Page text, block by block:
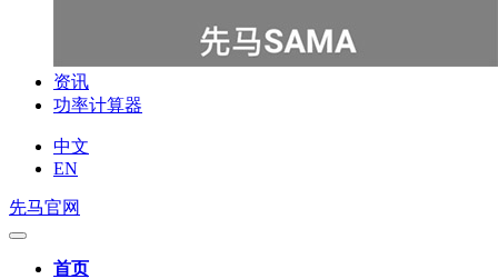
资讯
功率计算器
中文
EN
先马官网
首页